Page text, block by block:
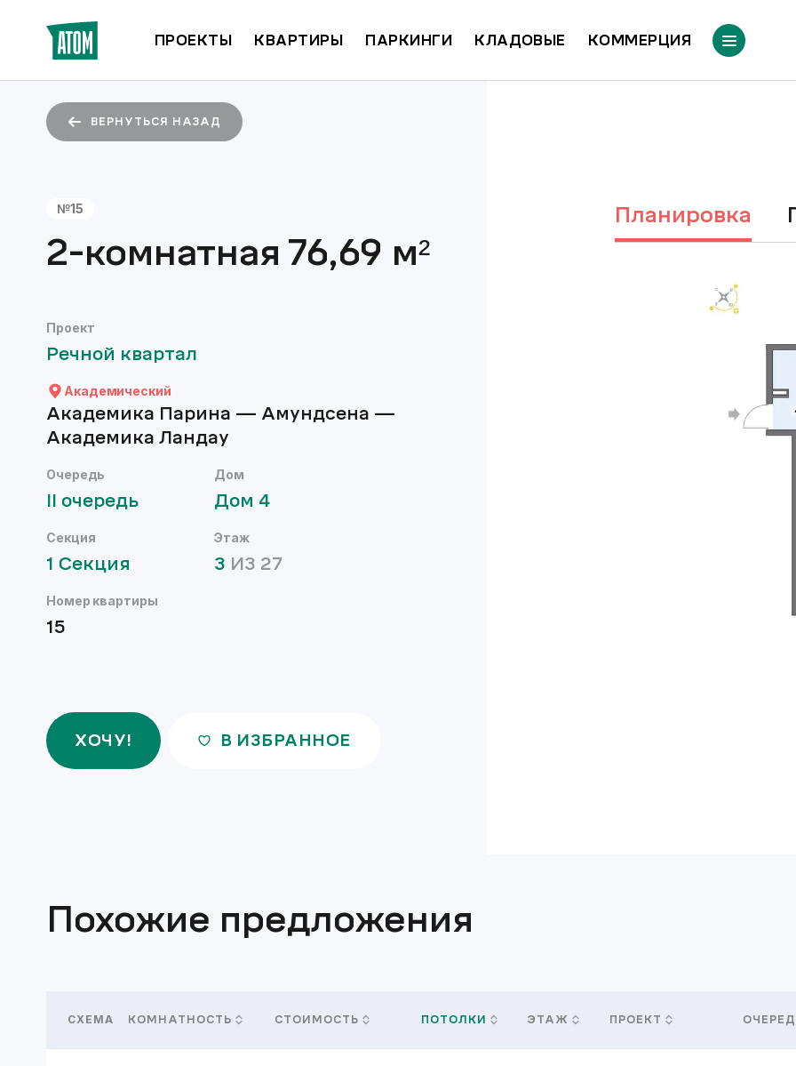
ПРОЕКТЫ КВАРТИРЫ ПАРКИНГИ КЛАДОВЫЕ КОММЕРЦИЯ
ВЕРНУТЬСЯ НАЗАД
№15
2-комнатная 76,69 м²
Проект
Речной квартал
Академический
Академика Парина — Амундсена —
Академика Ландау
Очередь
II очередь
Дом
Дом 4
Секция
1 Секция
Этаж
3 ИЗ 27
Номер квартиры
15
ХОЧУ! В ИЗБРАННОЕ
Планировка
Похожие предложения
СХЕМА КОМНАТНОСТЬ СТОИМОСТЬ ПОТОЛКИ ЭТАЖ ПРОЕКТ